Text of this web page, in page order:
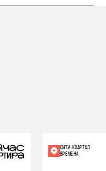
СИТИ-КВАРТАЛ
ВРЕМЕНА